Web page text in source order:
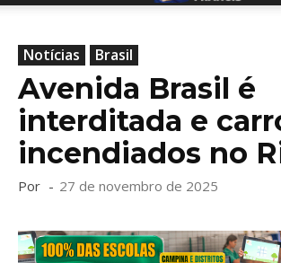
Notícias Brasil
Avenida Brasil é
interditada e
incendiados no
Por - 27 de novembro de 2025